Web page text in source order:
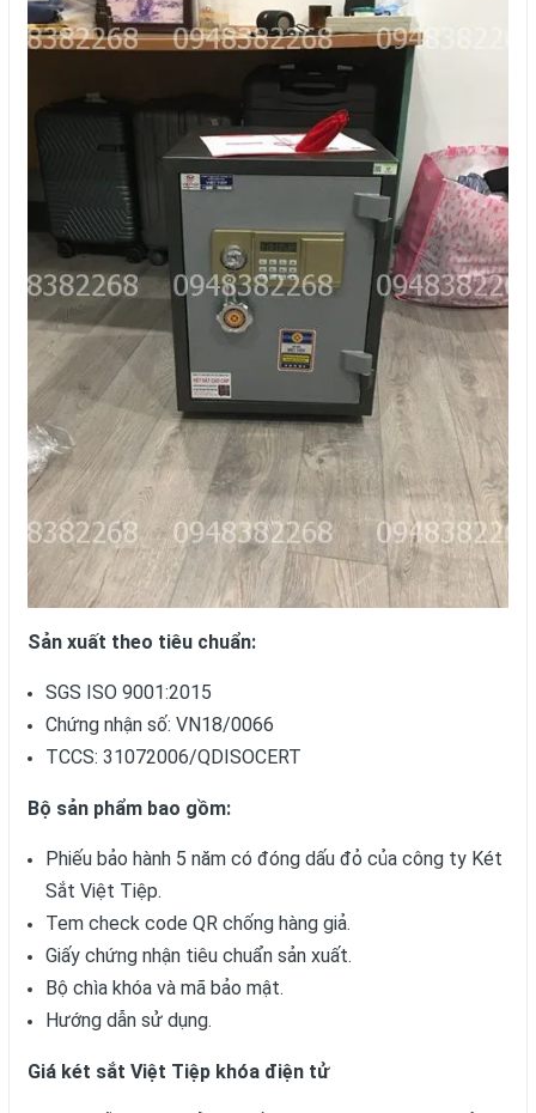
Sản xuất theo tiêu chuẩn:
SGS ISO 9001:2015
Chứng nhận số: VN18/0066
TCCS: 31072006/QDISOCERT
Bộ sản phẩm bao gồm:
Phiếu bảo hành 5 năm có đóng dấu đỏ của công ty Két
Sắt Việt Tiệp.
Tem check code QR chống hàng giả.
Giấy chứng nhận tiêu chuẩn sản xuất.
Bộ chìa khóa và mã bảo mật.
Hướng dẫn sử dụng.
Giá két sắt Việt Tiệp khóa điện tử